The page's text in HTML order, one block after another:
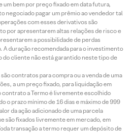
um bem por preço fixado em data futura,
negociado pagar um prêmio ao vendedor tal
com esses derivativos são
por apresentarem altas relações de risco e
a possibilidade de perdas
duração recomendada para o investimento
do cliente não está garantido neste tipo de
contratos para compra ou a venda de uma
a um preço fixado, para liquidação em
contrato a Termo é livremente escolhido
o prazo mínimo de 16 dias e máximo de 999
da ação adicionado de uma parcela
são fixados livremente em mercado, em
transação a termo requer um depósito de